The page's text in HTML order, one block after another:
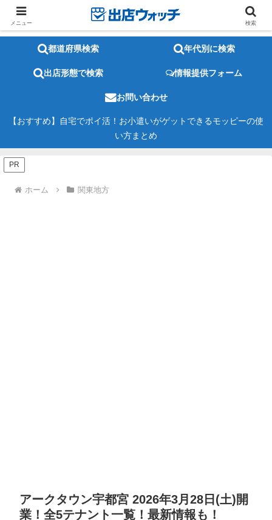
都道府県検索 年代別に検索
出店形態で検索 情報提供フォーム
お問い合わせ
【おすすめ】自宅でポイ活！お小遣いがゲットできるモッピーの使
い方まとめ
PR
ホーム 関東地方
アークタウン宇都宮 2026年3月28日(土)開
業！全5テナント一覧！最新情報も！
メニュー 検索